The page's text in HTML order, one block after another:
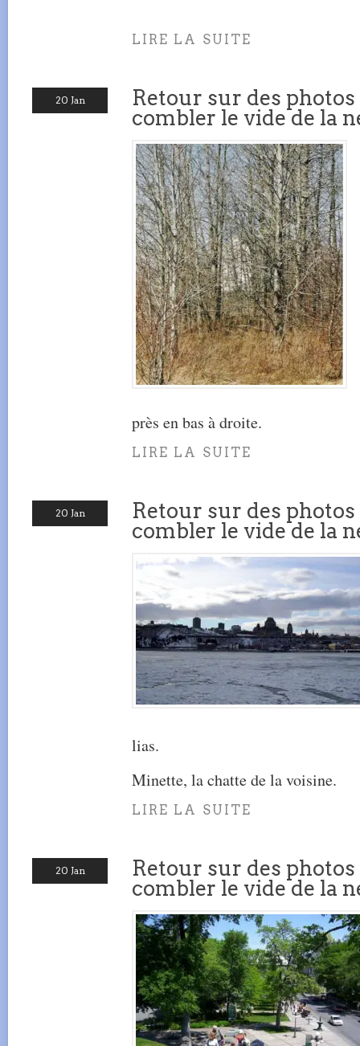
LIRE LA SUITE
20 Jan
Retour sur des
combler le vide de la
près en bas à droite.
LIRE LA SUITE
20 Jan
Retour sur des
combler le vide de la
lias.
Minette, la chatte de la voisine.
LIRE LA SUITE
20 Jan
Retour sur des
combler le vide de la